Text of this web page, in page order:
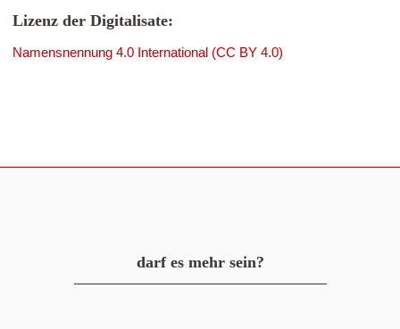
Lizenz der Digitalisate:
Namensnennung 4.0 International (CC BY 4.0)
darf es mehr sein?